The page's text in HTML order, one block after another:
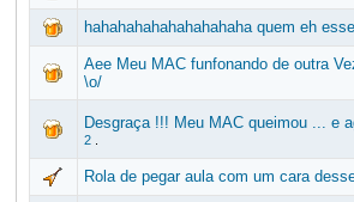
hahahahahahahahahaha quem eh
Aee Meu MAC funfonando de outra
\o/
Desgraça !!! Meu MAC queimou ... e
2.
Rola de pegar aula com um cara